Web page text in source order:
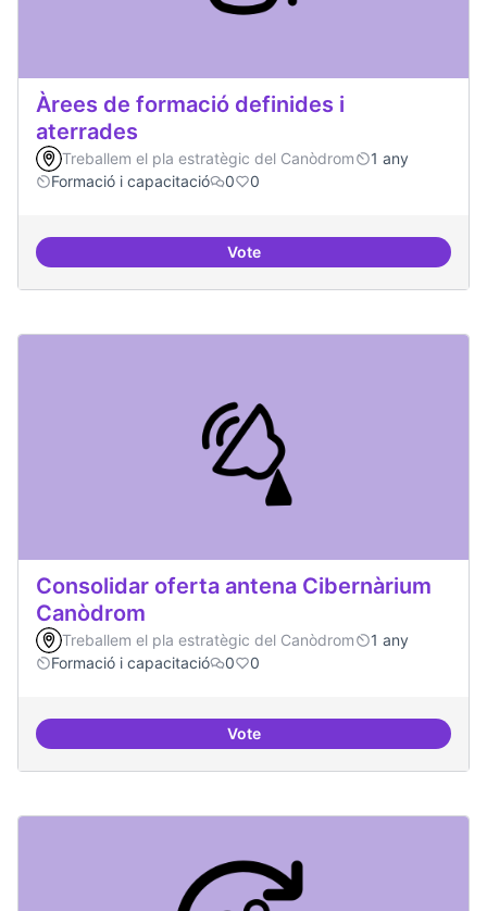
Àrees de formació definides i
aterrades
Treballem el pla estratègic del Canòdrom
1 any
Formació i capacitació
0 0
VoteÀrees de formació definides i
Consolidar oferta antena Cibernàrium
Canòdrom
Treballem el pla estratègic del Canòdrom
1 any
Formació i capacitació
0 0
VoteConsolidar oferta antena